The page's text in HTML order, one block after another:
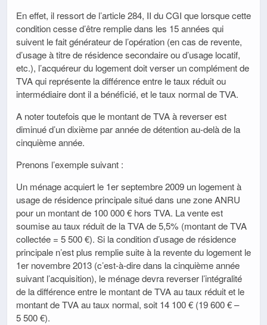
En effet, il ressort de l’article 284, II du CGI que lorsque cette
condition cesse d’être remplie dans les 15 années qui
suivent le fait générateur de l’opération (en cas de revente,
d’usage à titre de résidence secondaire ou d’usage locatif,
etc.), l’acquéreur du logement doit verser un complément de
TVA qui représente la différence entre le taux réduit ou
intermédiaire dont il a bénéficié, et le taux normal de TVA.
A noter toutefois que le montant de TVA à reverser est
diminué d’un dixième par année de détention au-delà de la
cinquième année.
Prenons l’exemple suivant :
Un ménage acquiert le 1er septembre 2009 un logement à
usage de résidence principale situé dans une zone ANRU
pour un montant de 100 000 € hors TVA. La vente est
soumise au taux réduit de la TVA de 5,5% (montant de TVA
collectée = 5 500 €). Si la condition d’usage de résidence
principale n’est plus remplie suite à la revente du logement le
1er novembre 2013 (c’est-à-dire dans la cinquième année
suivant l’acquisition), le ménage devra reverser l’intégralité
de la différence entre le montant de TVA au taux réduit et le
montant de TVA au taux normal, soit 14 100 € (19 600 € –
5 500 €).